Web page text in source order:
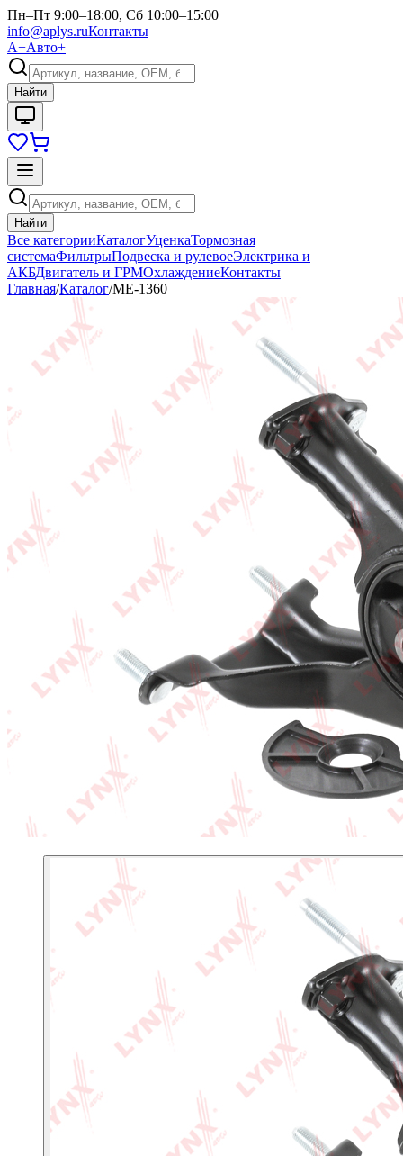
Пн–Пт 9:00–18:00, Сб 10:00–15:00
info@aplys.ruКонтакты
А+Авто+
Найти
Найти
Все категорииКаталогУценкаТормозная
системаФильтрыПодвеска и рулевоеЭлектрика и
АКБДвигатель и ГРМОхлаждениеКонтакты
Главная/Каталог/ME-1360